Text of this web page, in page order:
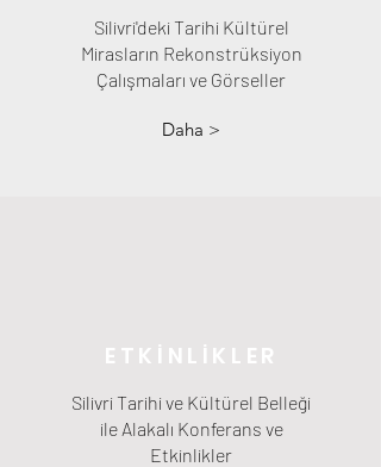
Silivri'deki Tarihi Kültürel
Mirasların Rekonstrüksiyon
Çalışmaları ve Görseller
Daha >
ETKİNLİKLER
Silivri Tarihi ve Kültürel Belleği
ile Alakalı Konferans ve
Etkinlikler